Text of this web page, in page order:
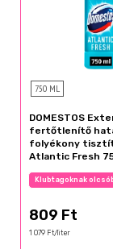
750 ML
DOMESTOS
fertőtlenítő
folyékony
Atlantic Fresh
Klubtagoknak
809 Ft
1 079 Ft/liter